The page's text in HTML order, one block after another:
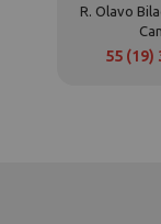
R. Olavo
55 (19)